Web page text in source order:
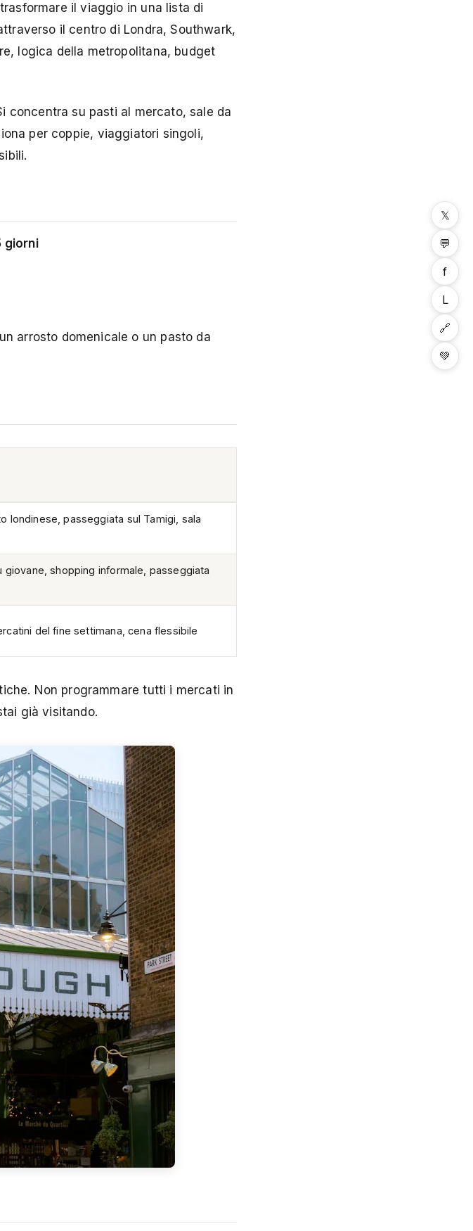
il viaggio in una lista di
il centro di Londra, Southwark,
logica della metropolitana, budget
concentra su pasti al mercato, sale da
per coppie, viaggiatori singoli,
giorni
arrosto domenicale o un pasto da
londinese, passeggiata sul Tamigi, sala
giovane, shopping informale, passeggiata
del fine settimana, cena flessibile
Non programmare tutti i mercati in
già visitando.
𝕏
💬
f
L
🔗
💚